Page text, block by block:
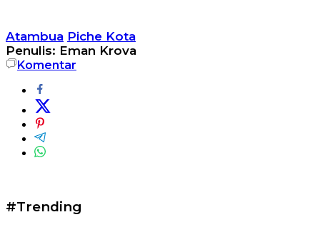
Atambua Piche Kota
Penulis: Eman Krova
Komentar
#Trending